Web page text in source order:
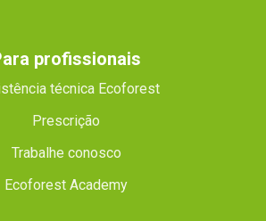
profissionais
técnica Ecoforest
Prescrição
Trabalhe conosco
Ecoforest Academy